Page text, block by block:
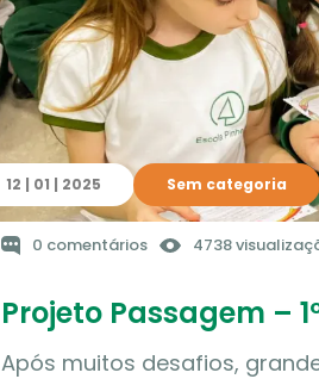
12 | 01 | 2025 Sem categoria
0 comentários 4738
Projeto Passagem –
Após muitos desafios,